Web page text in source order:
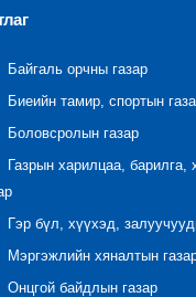
Байгаль орчны газар
Биеийн тамир, спортын
Боловсролын газар
Газрын харилцаа, барилга,
Гэр бүл, хүүхэд,
Мэргэжлийн хяналтын
Онцгой байдлын газар